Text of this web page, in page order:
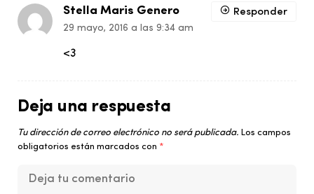
Stella Maris Genero
29 mayo, 2016 a las 9:34 am
<3
Responder
Deja una respuesta
Tu dirección de correo electrónico no será publicada. Los campos
obligatorios están marcados con *